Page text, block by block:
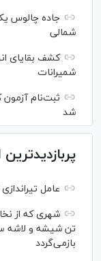
جاده چالوس
شمالی
کشف بقایای
شمیرانات
ثبت‌نام آزمون
شد
پربازدیدترین
عامل
تن شیشه و لاشه
بازمی‌گردد